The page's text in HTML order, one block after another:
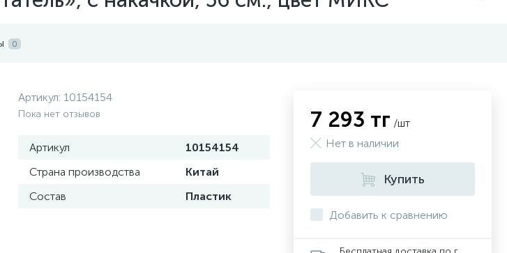
0
Артикул: 10154154
Пока нет отзывов
Артикул
10154154
Страна производства
Китай
Состав
Пластик
7 293 тг /шт
Нет в наличии
Купить
Добавить к сравнению